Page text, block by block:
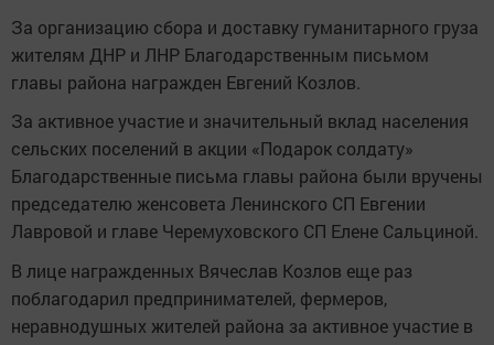
За организацию сбора и доставку гуманитарного груза
жителям ДНР и ЛНР Благодарственным письмом
главы района награжден Евгений Козлов.
За активное участие и значительный вклад населения
сельских поселений в акции «Подарок солдату»
Благодарственные письма главы района были вручены
председателю женсовета Ленинского СП Евгении
Лавровой и главе Черемуховского СП Елене Сальциной.
В лице награжденных Вячеслав Козлов еще раз
поблагодарил предпринимателей, фермеров,
неравнодушных жителей района за активное участие в